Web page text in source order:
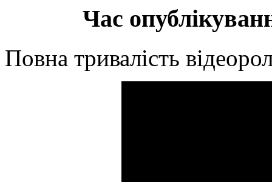
Час
Повна тривалість